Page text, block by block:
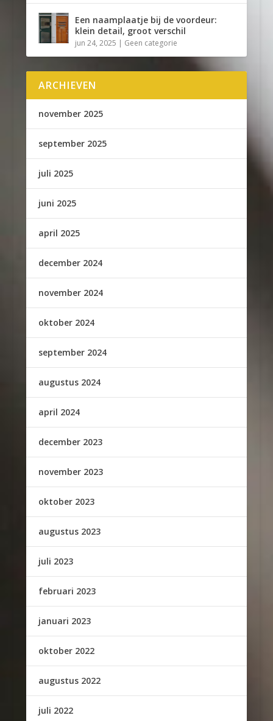
Een naamplaatje bij de voordeur:
klein detail, groot verschil
jun 24, 2025 | Geen categorie
ARCHIEVEN
november 2025
september 2025
juli 2025
juni 2025
april 2025
december 2024
november 2024
oktober 2024
september 2024
augustus 2024
april 2024
december 2023
november 2023
oktober 2023
augustus 2023
juli 2023
februari 2023
januari 2023
oktober 2022
augustus 2022
juli 2022